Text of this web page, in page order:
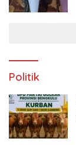
Politik